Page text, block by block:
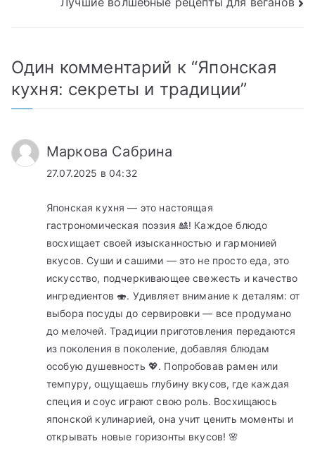
Один комментарий к “Японская
кухня: секреты и традиции”
Маркова Сабрина
27.07.2025 в 04:32
Японская кухня — это настоящая
гастрономическая поэзия 🎎! Каждое блюдо
восхищает своей изысканностью и гармонией
вкусов. Суши и сашими — это не просто еда, это
искусство, подчеркивающее свежесть и качество
ингредиентов 🍣. Удивляет внимание к деталям: от
выбора посуды до сервировки — все продумано
до мелочей. Традиции приготовления передаются
из поколения в поколение, добавляя блюдам
особую душевность 💖. Попробовав рамен или
темпуру, ощущаешь глубину вкусов, где каждая
специя и соус играют свою роль. Восхищаюсь
японской кулинарией, она учит ценить моменты и
открывать новые горизонты вкусов! 🌸